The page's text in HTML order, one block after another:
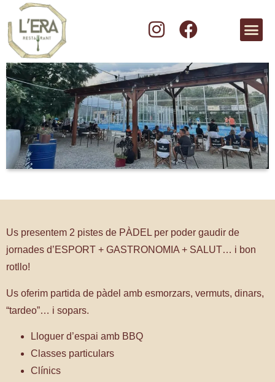
Us presentem 2 pistes de PÀDEL per poder gaudir de
jornades d’ESPORT + GASTRONOMIA + SALUT… i bon
rotllo!
Us oferim partida de pàdel amb esmorzars, vermuts, dinars,
“tardeo”… i sopars.
Lloguer d’espai amb BBQ
Classes particulars
Clínics